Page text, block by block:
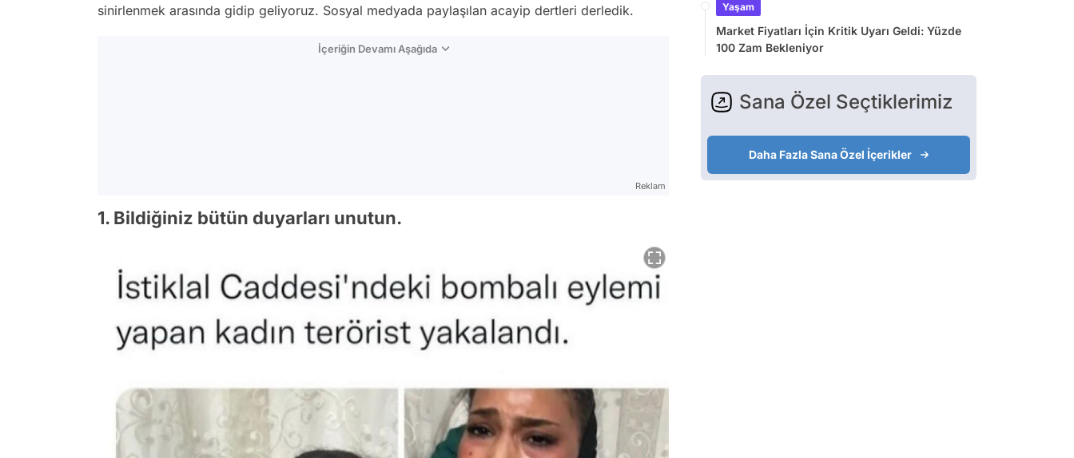
sinirlenmek arasında gidip geliyoruz. Sosyal medyada paylaşılan acayip dertleri derledik.
İçeriğin Devamı Aşağıda
Reklam
1. Bildiğiniz bütün duyarları unutun.
Yaşam
Market Fiyatları İçin Kritik Uyarı Geldi: Yüzde
100 Zam Bekleniyor
Sana Özel Seçtiklerimiz
Daha Fazla Sana Özel İçerikler